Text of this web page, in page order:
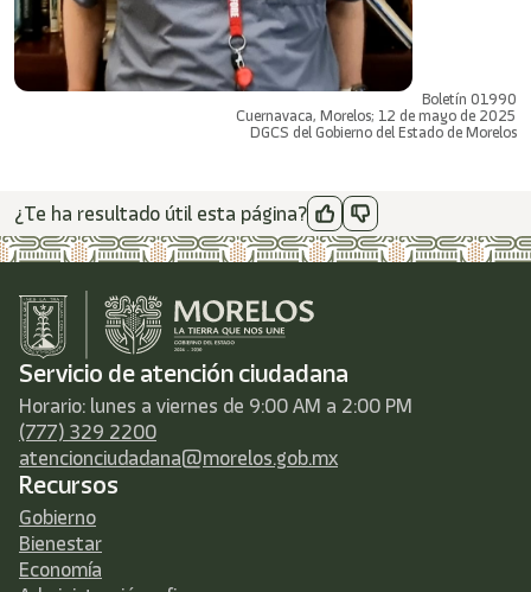
Boletín 01990
Cuernavaca, Morelos; 12 de mayo de 2025
DGCS del Gobierno del Estado de Morelos
¿Te ha resultado útil esta página?
Servicio de atención ciudadana
Horario: lunes a viernes de 9:00 AM a 2:00 PM
(777) 329 2200
atencionciudadana@morelos.gob.mx
Recursos
Gobierno
Bienestar
Economía